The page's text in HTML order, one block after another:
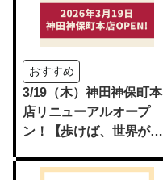
おすすめ
3/19（木）神田神保町本
店リニューアルオープ
ン！【歩けば、世界がひ